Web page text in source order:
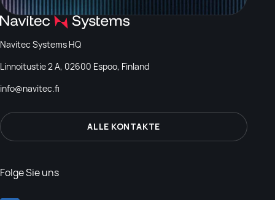
Navitec Systems HQ
Linnoitustie 2 A, 02600 Espoo, Finland
info@navitec.fi
ALLE KONTAKTE
Folge Sie uns